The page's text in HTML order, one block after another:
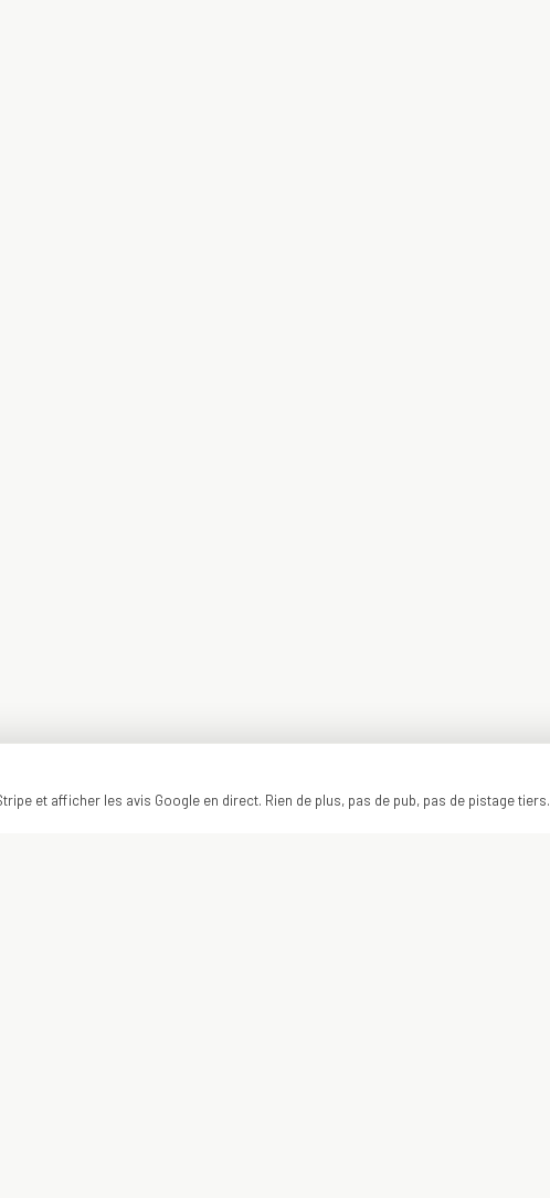
et afficher les avis Google en direct. Rien de plus, pas de pub, pas de pistage tiers.